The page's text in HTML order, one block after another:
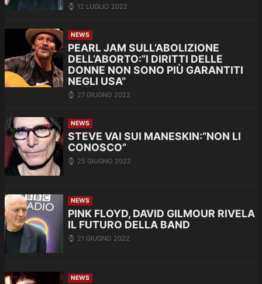
12 LUGLIO 2022
NEWS
PEARL JAM SULL’ABOLIZIONE
DELL’ABORTO:”I DIRITTI DELLE
DONNE NON SONO PIÙ GARANTITI
NEGLI USA”
27 GIUGNO 2022
NEWS
STEVE VAI SUI MANESKIN:”NON LI
CONOSCO”
25 GIUGNO 2022
NEWS
PINK FLOYD, DAVID GILMOUR RIVELA
IL FUTURO DELLA BAND
21 GIUGNO 2022
NEWS